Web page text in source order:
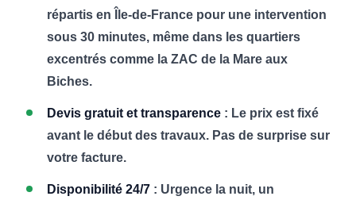
répartis en Île-de-France pour une intervention
sous 30 minutes, même dans les quartiers
excentrés comme la ZAC de la Mare aux
Biches.
Devis gratuit et transparence : Le prix est fixé
avant le début des travaux. Pas de surprise sur
votre facture.
Disponibilité 24/7 : Urgence la nuit, un